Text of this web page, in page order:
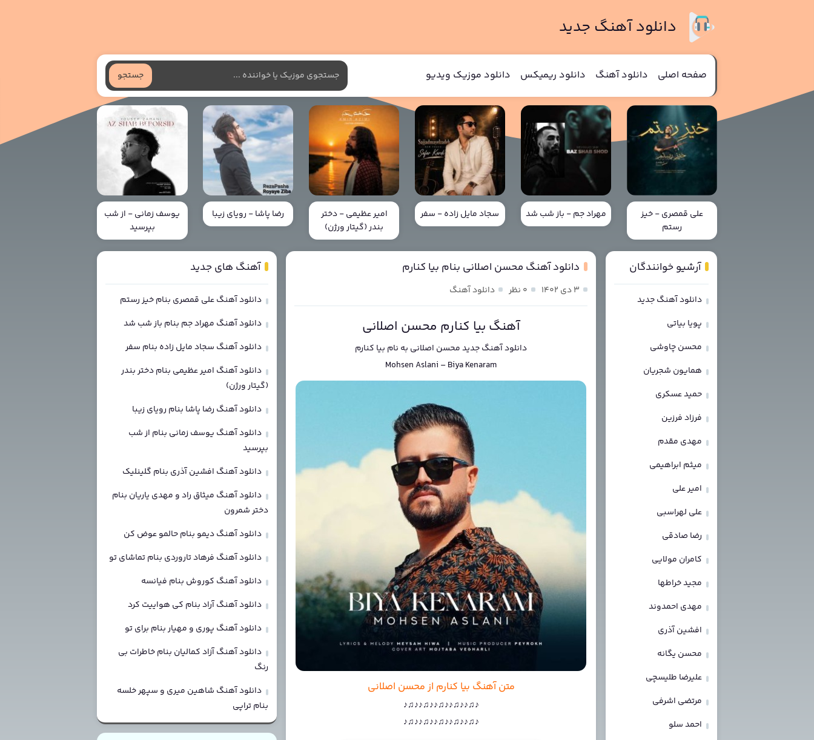
دانلود آهنگ جدید
صفحه اصلی دانلود آهنگ دانلود ریمیکس دانلود موزیک ویدیو جستجو
علی قمصری - خیز
رستم
مهراد جم - باز شب شد سجاد مایل زاده - سفر
امیر عظیمی - دختر
بندر (گیتار ورژن)
رضا پاشا - رویای زیبا
یوسف زمانی - از شب
بپرسید
دانلود آهنگ محسن اصلانی بنام بیا کنارم
۳ دی ۱۴۰۲ ۰ نظر دانلود آهنگ
آهنگ بیا کنارم محسن اصلانی
دانلود آهنگ جدیدمحسن اصلانی به نام بیا کنارم
Mohsen Aslani –Biya Kenaram
متن آهنگ بیا کنارم از محسن اصلانی
♪♫♪♪♫♪♪♫♪♪♫♪♪♫♪
♪♫♪♪♫♪♪♫♪♪♫♪♪♫♪
آرشیو خوانندگان
دانلود آهنگ جدید
پویا بیاتی
محسن چاوشی
همایون شجریان
حمید عسکری
فرزاد فرزین
مهدی مقدم
میثم ابراهیمی
امیر علی
علی لهراسبی
رضا صادقی
کامران مولایی
مجید خراطها
مهدی احمدوند
افشین آذری
محسن یگانه
علیرضا طلیسچی
مرتضی اشرفی
احمد سلو
آهنگ های جدید
دانلود آهنگ علی قمصری بنام خیز رستم
دانلود آهنگ مهراد جم بنام باز شب شد
دانلود آهنگ سجاد مایل زاده بنام سفر
دانلود آهنگ امیر عظیمی بنام دختر بندر
(گیتار ورژن)
دانلود آهنگ رضا پاشا بنام رویای زیبا
دانلود آهنگ یوسف زمانی بنام از شب
بپرسید
دانلود آهنگ افشین آذری بنام گلینلیک
دانلود آهنگ میثاق راد و مهدی یاریان بنام
دختر شمرون
دانلود آهنگ دیمو بنام حالمو عوض کن
دانلود آهنگ فرهاد تاروردی بنام تماشای تو
دانلود آهنگ کوروش بنام فیانسه
دانلود آهنگ آراد بنام کی هواییت کرد
دانلود آهنگ پوری و مهیار بنام برای تو
دانلود آهنگ آزاد کمالیان بنام خاطرات بی
رنگ
دانلود آهنگ شاهین میری و سپهر خلسه
بنام تراپی